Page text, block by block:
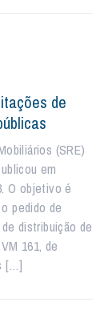
de
(SRE)
em
O objetivo é
pedido de
distribuição de
161, de
[…]